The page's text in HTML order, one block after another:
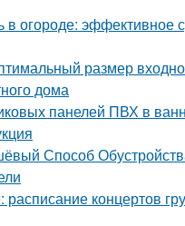
в огороде: эффективное
размер
дома
панелей ПВХ в
Способ
расписание концертов